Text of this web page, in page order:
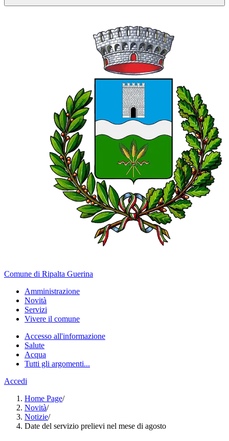
Comune di Ripalta Guerina
Amministrazione
Novità
Servizi
Vivere il comune
Accesso all'informazione
Salute
Acqua
Tutti gli argomenti...
Accedi
Home Page/
Novità/
Notizie/
Date del servizio prelievi nel mese di agosto